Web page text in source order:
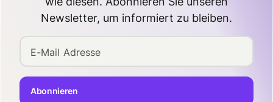
Newsletter, um informiert zu bleiben.
E-Mail Adresse
Abonnieren